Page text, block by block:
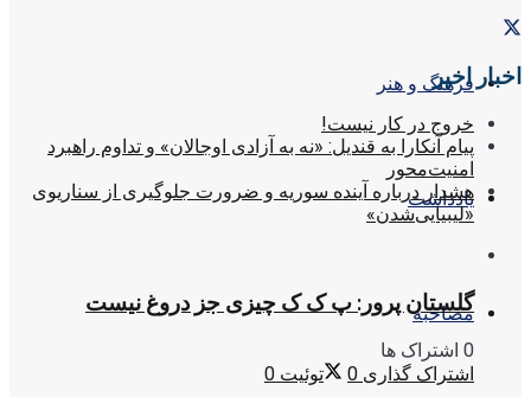
فرهنگ و هنر
یادداشت
مصاحبه
اخبار اخیر
خروج در کار نیست!
پیام آنکارا به قندیل: «نه به آزادی اوجالان» و تداوم راهبرد
امنیت‌محور
هشدار درباره آینده سوریه و ضرورت جلوگیری از سناریوی
«لیبیایی‌شدن»
گلستان پرور: پ ک ک چیزی جز دروغ نیست
0 اشتراک ها
اشتراک گذاری 0 توئیت 0